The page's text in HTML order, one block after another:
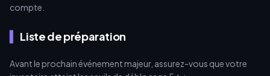
compte.
Liste de préparation
Avant le prochain événement majeur, assurez-vous que votre